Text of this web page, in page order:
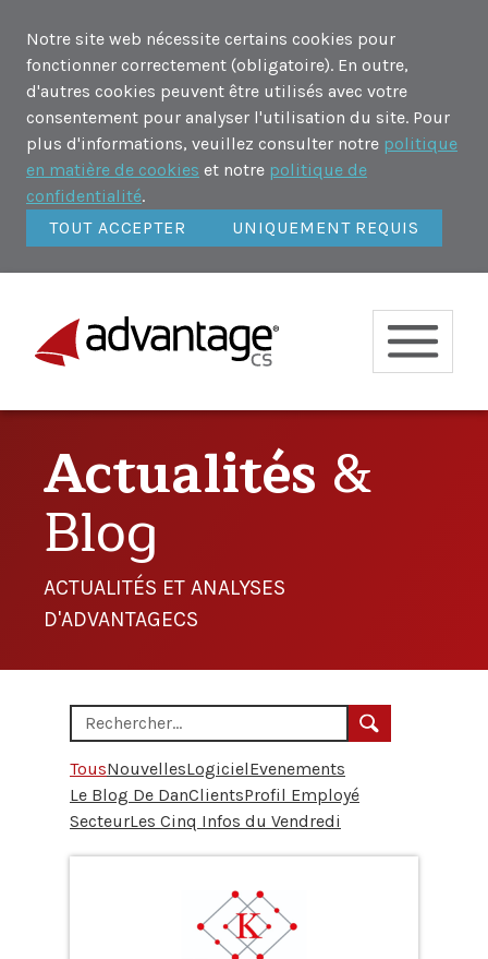
Notre site web nécessite certains cookies pour
fonctionner correctement (obligatoire). En outre,
d'autres cookies peuvent être utilisés avec votre
consentement pour analyser l'utilisation du site. Pour
plus d'informations, veuillez consulter notre politique
en matière de cookies et notre politique de
confidentialité.
TOUT ACCEPTER
UNIQUEMENT REQUIS
Actualités &
Blog
ACTUALITÉS ET ANALYSES
D'ADVANTAGECS
TousNouvellesLogicielEvenements
Le Blog De DanClientsProfil Employé
SecteurLes Cinq Infos du Vendredi